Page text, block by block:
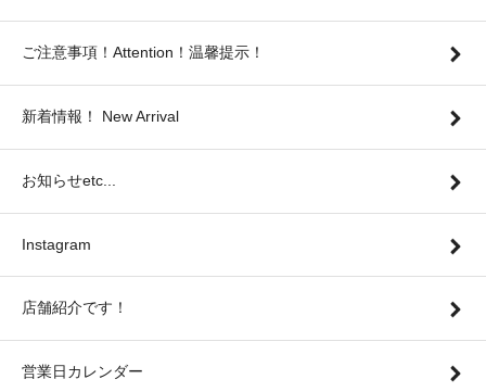
ご注意事項！Attention！温馨提示！
新着情報！ New Arrival
お知らせetc...
Instagram
店舗紹介です！
営業日カレンダー